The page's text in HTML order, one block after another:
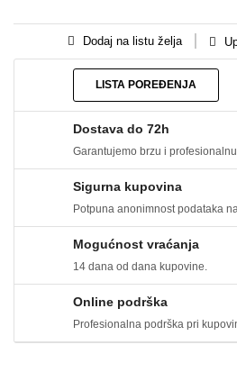
Dodaj na listu želja
LISTA POREĐENJA
Dostava do 72h
Garantujemo brzu i
Sigurna kupovina
Potpuna anonimnost podataka
Mogućnost vraćanja
14 dana od dana kupovine.
Online podrška
Profesionalna podrška pri